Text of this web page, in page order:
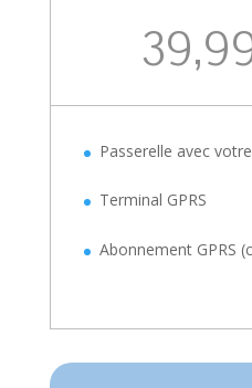
Passerelle avec
Terminal GPRS
Abonnement GPRS